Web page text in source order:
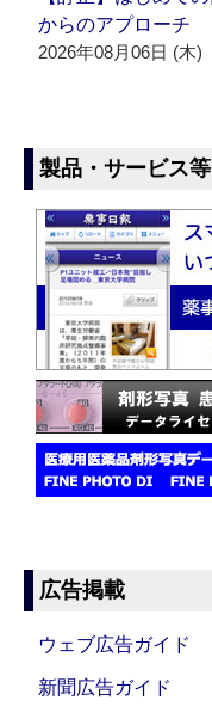
からのアプローチ
2026年08月06日 (木)
製品・サービス等
広告掲載
ウェブ広告ガイド
新聞広告ガイド